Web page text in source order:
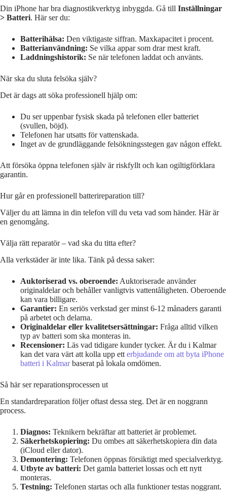
Din iPhone har bra diagnostikverktyg inbyggda. Gå till Inställningar
> Batteri. Här ser du:
Batterihälsa: Den viktigaste siffran. Maxkapacitet i procent.
Batterianvändning: Se vilka appar som drar mest kraft.
Laddningshistorik: Se när telefonen laddat och använts.
När ska du sluta felsöka själv?
Det är dags att söka professionell hjälp om:
Du ser uppenbar fysisk skada på telefonen eller batteriet
(svullen, böjd).
Telefonen har utsatts för vattenskada.
Inget av de grundläggande felsökningsstegen gav någon effekt.
Att försöka öppna telefonen själv är riskfyllt och kan ogiltigförklara
garantin.
Hur går en professionell batterireparation till?
Väljer du att lämna in din telefon vill du veta vad som händer. Här är
en genomgång.
Välja rätt reparatör – vad ska du titta efter?
Alla verkstäder är inte lika. Tänk på dessa saker:
Auktoriserad vs. oberoende: Auktoriserade använder
originaldelar och behåller vanligtvis vattentåligheten. Oberoende
kan vara billigare.
Garantier: En seriös verkstad ger minst 6-12 månaders garanti
på arbetet och delarna.
Originaldelar eller kvalitetsersättningar: Fråga alltid vilken
typ av batteri som ska monteras in.
Recensioner: Läs vad tidigare kunder tycker. Är du i Kalmar
kan det vara värt att kolla upp ett erbjudande om att byta iPhone
batteri i Kalmarbaserat på lokala omdömen.
Så här ser reparationsprocessen ut
En standardreparation följer oftast dessa steg. Det är en noggrann
process.
Diagnos: Teknikern bekräftar att batteriet är problemet.
Säkerhetskopiering: Du ombes att säkerhetskopiera din data
(iCloud eller dator).
Demontering: Telefonen öppnas försiktigt med specialverktyg.
Utbyte av batteri: Det gamla batteriet lossas och ett nytt
monteras.
Testning: Telefonen startas och alla funktioner testas noggrant.